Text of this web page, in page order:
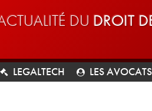
DU DROIT
LEGALTECH LES